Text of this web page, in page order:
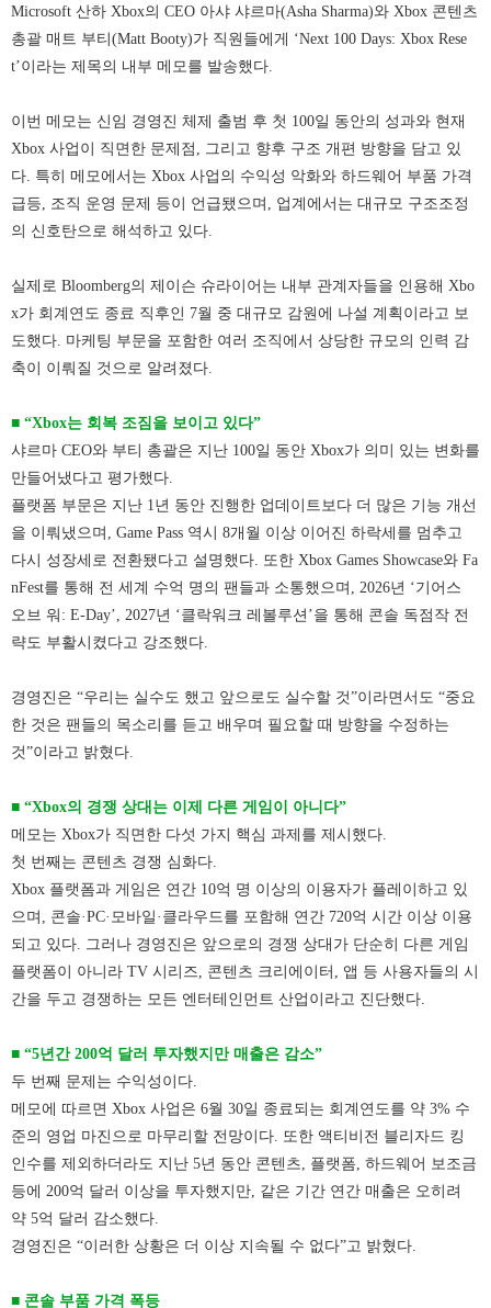
Microsoft 산하 Xbox의 CEO 아샤 샤르마(Asha Sharma)와 Xbox 콘텐츠
총괄 매트 부티(Matt Booty)가 직원들에게 ‘Next 100 Days: Xbox Rese
t’이라는 제목의 내부 메모를 발송했다.
이번 메모는 신임 경영진 체제 출범 후 첫 100일 동안의 성과와 현재
Xbox 사업이 직면한 문제점, 그리고 향후 구조 개편 방향을 담고 있
다. 특히 메모에서는 Xbox 사업의 수익성 악화와 하드웨어 부품 가격
급등, 조직 운영 문제 등이 언급됐으며, 업계에서는 대규모 구조조정
의 신호탄으로 해석하고 있다.
실제로 Bloomberg의 제이슨 슈라이어는 내부 관계자들을 인용해 Xbo
x가 회계연도 종료 직후인 7월 중 대규모 감원에 나설 계획이라고 보
도했다. 마케팅 부문을 포함한 여러 조직에서 상당한 규모의 인력 감
축이 이뤄질 것으로 알려졌다.
■ “Xbox는 회복 조짐을 보이고 있다”
샤르마 CEO와 부티 총괄은 지난 100일 동안 Xbox가 의미 있는 변화를
만들어냈다고 평가했다.
플랫폼 부문은 지난 1년 동안 진행한 업데이트보다 더 많은 기능 개선
을 이뤄냈으며, Game Pass 역시 8개월 이상 이어진 하락세를 멈추고
다시 성장세로 전환됐다고 설명했다. 또한 Xbox Games Showcase와 Fa
nFest를 통해 전 세계 수억 명의 팬들과 소통했으며, 2026년 ‘기어스
오브 워: E-Day’, 2027년 ‘클락워크 레볼루션’을 통해 콘솔 독점작 전
략도 부활시켰다고 강조했다.
경영진은 “우리는 실수도 했고 앞으로도 실수할 것”이라면서도 “중요
한 것은 팬들의 목소리를 듣고 배우며 필요할 때 방향을 수정하는
것”이라고 밝혔다.
■ “Xbox의 경쟁 상대는 이제 다른 게임이 아니다”
메모는 Xbox가 직면한 다섯 가지 핵심 과제를 제시했다.
첫 번째는 콘텐츠 경쟁 심화다.
Xbox 플랫폼과 게임은 연간 10억 명 이상의 이용자가 플레이하고 있
으며, 콘솔·PC·모바일·클라우드를 포함해 연간 720억 시간 이상 이용
되고 있다. 그러나 경영진은 앞으로의 경쟁 상대가 단순히 다른 게임
플랫폼이 아니라 TV 시리즈, 콘텐츠 크리에이터, 앱 등 사용자들의 시
간을 두고 경쟁하는 모든 엔터테인먼트 산업이라고 진단했다.
■ “5년간 200억 달러 투자했지만 매출은 감소”
두 번째 문제는 수익성이다.
메모에 따르면 Xbox 사업은 6월 30일 종료되는 회계연도를 약 3% 수
준의 영업 마진으로 마무리할 전망이다. 또한 액티비전 블리자드 킹
인수를 제외하더라도 지난 5년 동안 콘텐츠, 플랫폼, 하드웨어 보조금
등에 200억 달러 이상을 투자했지만, 같은 기간 연간 매출은 오히려
약 5억 달러 감소했다.
경영진은 “이러한 상황은 더 이상 지속될 수 없다”고 밝혔다.
■ 콘솔 부품 가격 폭등